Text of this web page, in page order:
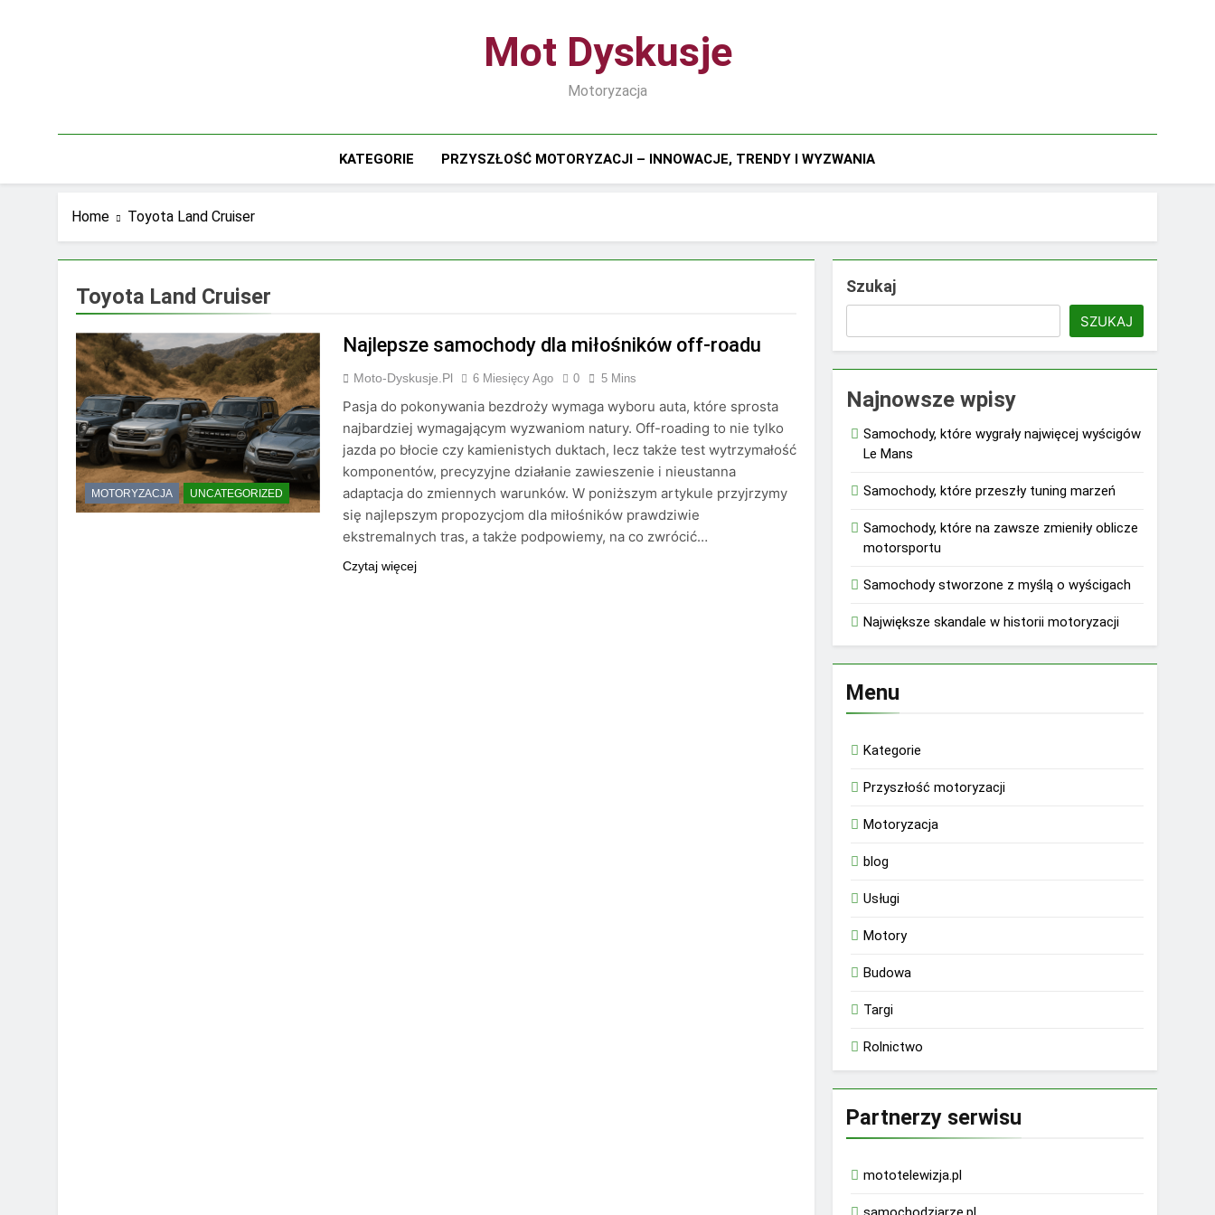
Mot Dyskusje
Motoryzacja
KATEGORIE PRZYSZŁOŚĆ MOTORYZACJI – INNOWACJE, TRENDY I WYZWANIA
Home Toyota Land Cruiser
Toyota Land Cruiser
MOTORYZACJA UNCATEGORIZED
Najlepsze samochody dla miłośników off-roadu
Moto-Dyskusje.pl 6 Miesięcy Ago 0 5 Mins
Pasja do pokonywania bezdroży wymaga wyboru auta, które sprosta
najbardziej wymagającym wyzwaniom natury. Off-roading to nie tylko
jazda po błocie czy kamienistych duktach, lecz także test wytrzymałość
komponentów, precyzyjne działanie zawieszenie i nieustanna
adaptacja do zmiennych warunków. W poniższym artykule przyjrzymy
się najlepszym propozycjom dla miłośników prawdziwie
ekstremalnych tras, a także podpowiemy, na co zwrócić…
Czytaj więcej
Szukaj
SZUKAJ
Najnowsze wpisy
Samochody, które wygrały najwięcej wyścigów
Le Mans
Samochody, które przeszły tuning marzeń
Samochody, które na zawsze zmieniły oblicze
motorsportu
Samochody stworzone z myślą o wyścigach
Największe skandale w historii motoryzacji
Menu
Kategorie
Przyszłość motoryzacji
Motoryzacja
blog
Usługi
Motory
Budowa
Targi
Rolnictwo
Partnerzy serwisu
mototelewizja.pl